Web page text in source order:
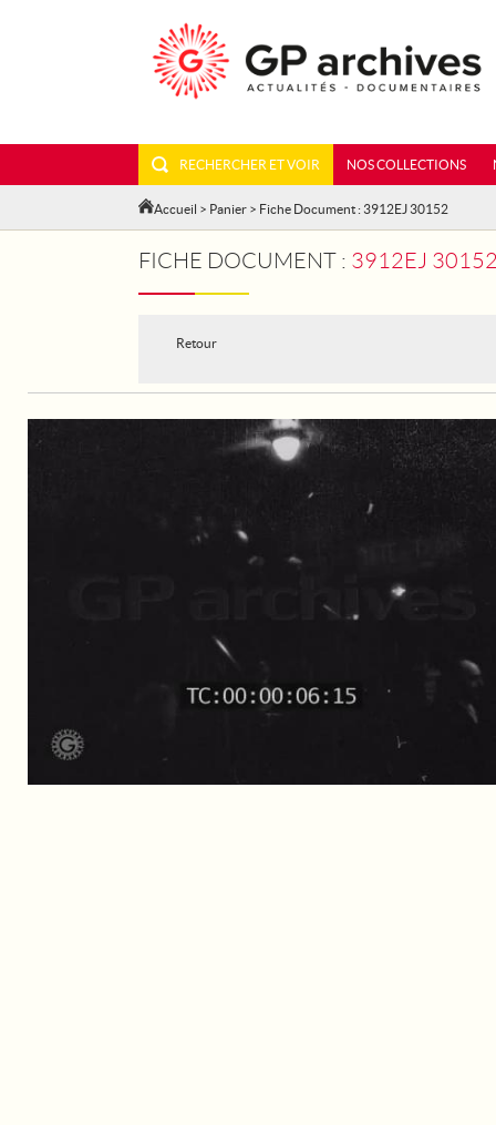
RECHERCHER ET VOIR NOS COLLECTIONS
Accueil > Panier > Fiche Document : 3912EJ 30152
FICHE DOCUMENT : 3912EJ 30152
Retour